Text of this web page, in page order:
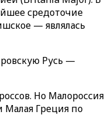
средоточие
— являлась
Русь —
Но Малороссия
Малая Греция по